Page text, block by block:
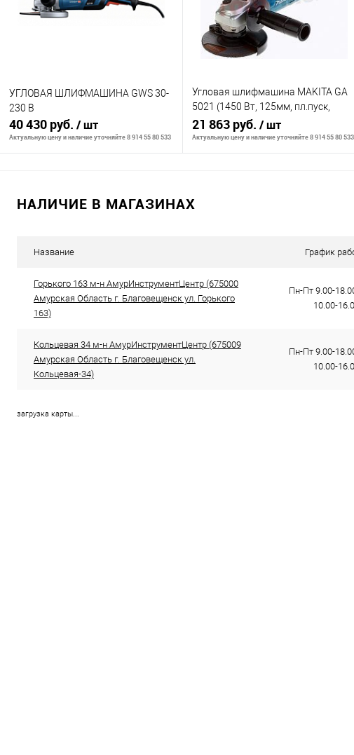
В избранное
В наличии
В избранное
УГЛОВАЯ ШЛИФМАШИНА GWS 30-
230 B
40 430 руб. / шт
Актуальную цену и наличие уточняйте 8 914 55 80 533
В избранное
Угловая шлифмашина MAKITA GA
5021 (1450 Вт, 125мм, пл.пуск,
1,4кг, коробка)
21 863 руб. / шт
Актуальную цену и наличие уточняйте 8 914 55 80 533
В наличии
НАЛИЧИЕ В МАГАЗИНАХ
Название График
Горького 163 м-н АмурИнструментЦентр (675000
Амурская Область г. Благовещенск ул. Горького
163)
Пн-Пт 9.00-
10.00-
Кольцевая 34 м-н АмурИнструментЦентр (675009
Амурская Область г. Благовещенск ул.
Кольцевая-34)
Пн-Пт 9.00-
10.00-
загрузка карты...